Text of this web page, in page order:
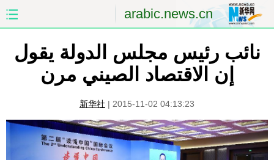
arabic.news.cn
الصين الصفحة الأولى
الشرق الأوسط العالم
الاقتصاد
العلوم والصحة الثقافة والتعليم
نائب رئيس مجلس الدولة يقول
إن الاقتصاد الصيني مرن
新华社 | 2015-11-02 04:13:23